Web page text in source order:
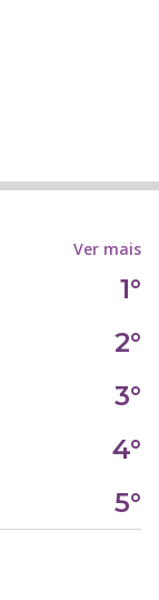
Ver mais
1°
2°
3°
4°
5°